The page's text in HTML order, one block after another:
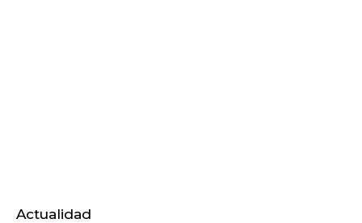
Actualidad